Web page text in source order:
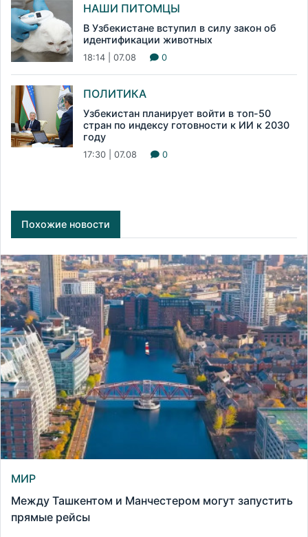
НАШИ ПИТОМЦЫ
В Узбекистане вступил в силу закон об
идентификации животных
18:14 | 07.08 0
ПОЛИТИКА
Узбекистан планирует войти в топ-50
стран по индексу готовности к ИИ к 2030
году
17:30 | 07.08 0
Похожие новости
МИР
Между Ташкентом и Манчестером могут запустить
прямые рейсы